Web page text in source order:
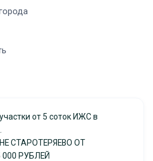
СТАРОТЕРЯЕВО ОТ
РУБЛЕЙ